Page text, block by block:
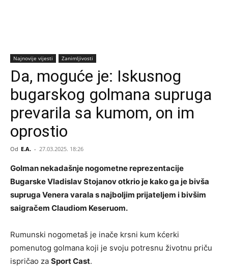
Najnovije vijesti Zanimljivosti
Da, moguće je: Iskusnog
bugarskog golmana supruga
prevarila sa kumom, on im
oprostio
Od E.A. - 27.03.2025. 18:26
Golman nekadašnje nogometne reprezentacije
Bugarske Vladislav Stojanov otkrio je kako ga je bivša
supruga Venera varala s najboljim prijateljem i bivšim
saigračem Claudiom Keseruom.
Rumunski nogometaš je inače krsni kum kćerki
pomenutog golmana koji je svoju potresnu životnu priču
ispričao za Sport Cast.